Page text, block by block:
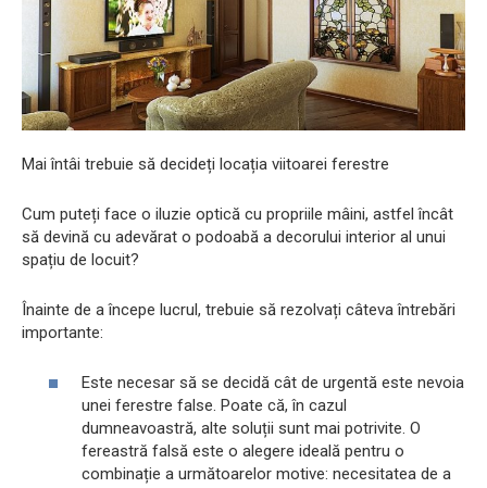
Mai întâi trebuie să decideți locația viitoarei ferestre
Cum puteți face o iluzie optică cu propriile mâini, astfel încât
să devină cu adevărat o podoabă a decorului interior al unui
spațiu de locuit?
Înainte de a începe lucrul, trebuie să rezolvați câteva întrebări
importante:
Este necesar să se decidă cât de urgentă este nevoia
unei ferestre false. Poate că, în cazul
dumneavoastră, alte soluții sunt mai potrivite. O
fereastră falsă este o alegere ideală pentru o
combinație a următoarelor motive: necesitatea de a